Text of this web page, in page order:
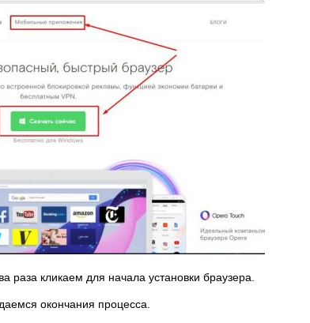
раза кликаем для начала установки браузера.
окончания процесса.